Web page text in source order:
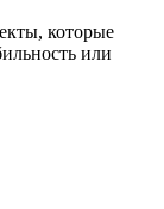
которые
или